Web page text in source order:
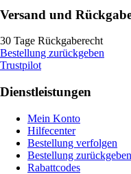
Versand und
30 Tage Rückgaberecht
Bestellung zurückgeben
Trustpilot
Dienstleistungen
Mein Konto
Hilfecenter
Bestellung verfolgen
Bestellung zurückgeben
Rabattcodes